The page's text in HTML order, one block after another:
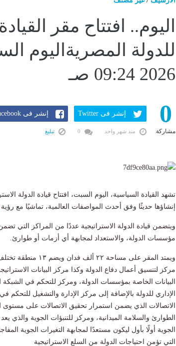
اليوم.. افتتاح مقر
2026 09:24 صـ
0
مشاركة
إنشر فى Twitter إنشر فى Facebook
منذ شهر واحد تبليغ
تشهد القيادة السياسية، اليوم السبت، افتتاح قيادة الدولة
إنشاؤها حديثًا وفق أحدث المواصفات العالمية، تماشيًا مع رؤية
ويتضمن قيادة الدولة الاستراتيجية عددًا من المراكز التي
مؤسسات الدولة، والاستعداد لمجابهة أي أزمات أو طوارئ.
ويمتد المقر على
مركز لتنسيق أعمال دفاع الدولة وكذا مركز البيانات
البيانات الخاصة بمؤسسات الدولة، ومركز للتحكم في الشبكة
الإداري للدولة بالإضافة إلى مركز الإدارة والتشغيل
الاتصالات الذي يضمن استمرار تحقيق الاتصالات على
الطوارئ والسلامة الميدانية، ومركز للتنبؤات الجوية والذي
الجوية أولًا بأول ليكون مستعدًا لمجابهة التغيرات الجوية
التي تؤمن احتياجات الدولة من السلع الاستراتيجية